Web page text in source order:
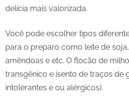
delícia mais valorizada.
Você pode escolher tipos
para o preparo como leite de
amêndoas e etc. O flocão de
transgênico e isento de traços de
intolerantes e ou alérgicos).